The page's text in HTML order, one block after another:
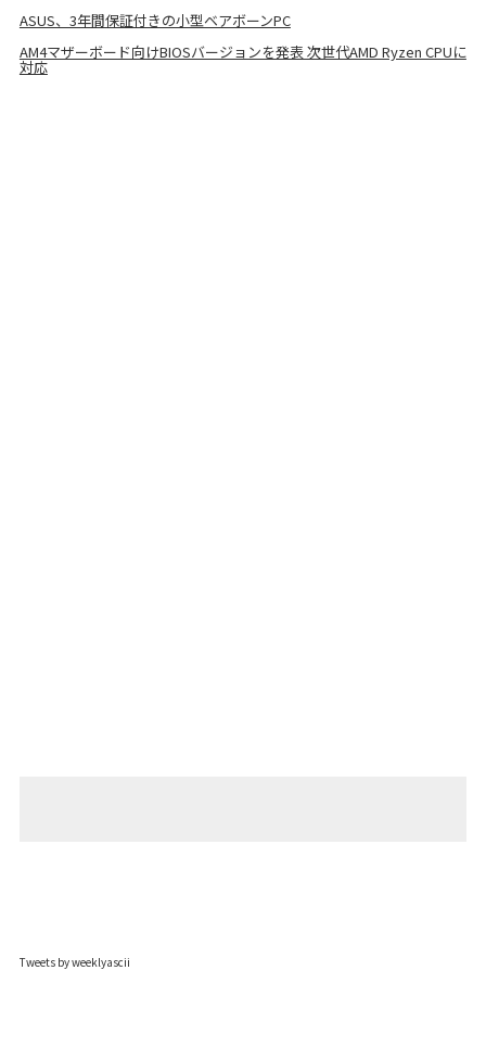
ASUS、3年間保証付きの小型ベアボーンPC
AM4マザーボード向けBIOSバージョンを発表 次世代AMD Ryzen CPUに
対応
Tweets by weeklyascii